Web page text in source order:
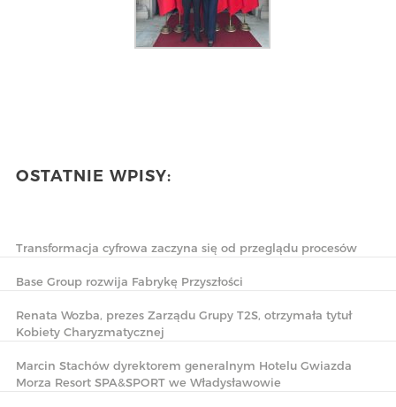
OSTATNIE WPISY:
Transformacja cyfrowa zaczyna się od przeglądu procesów
Base Group rozwija Fabrykę Przyszłości
Renata Wozba, prezes Zarządu Grupy T2S, otrzymała tytuł
Kobiety Charyzmatycznej
Marcin Stachów dyrektorem generalnym Hotelu Gwiazda
Morza Resort SPA&SPORT we Władysławowie